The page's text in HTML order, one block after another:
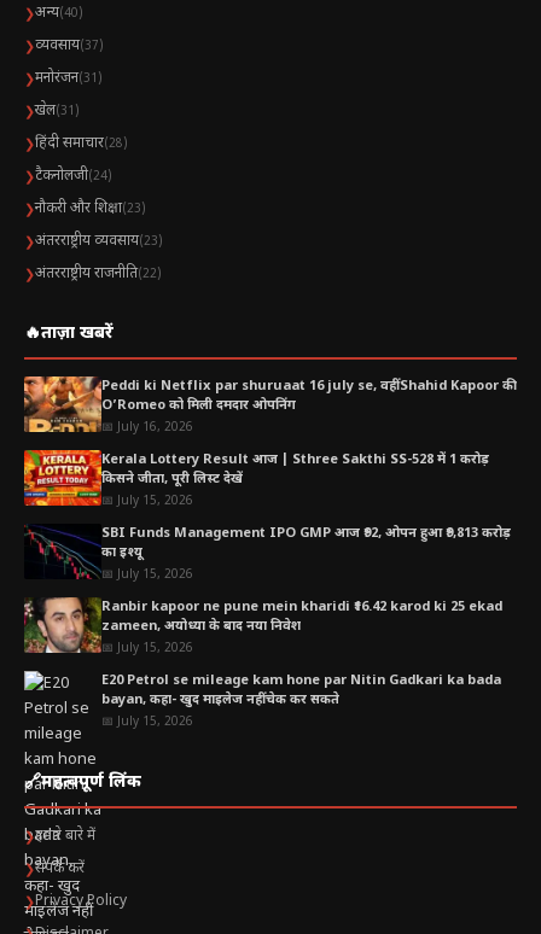
❯अन्य(40)
❯व्यवसाय(37)
❯मनोरंजन(31)
❯खेल(31)
❯हिंदी समाचार(28)
❯टैकनोलजी(24)
❯नौकरी और शिक्षा(23)
❯अंतरराष्ट्रीय व्यवसाय(23)
❯अंतरराष्ट्रीय राजनीति(22)
🔥ताज़ा खबरें
Peddi ki Netflix par shuruaat 16 july se, वहीं Shahid Kapoor की
O’Romeo को मिली दमदार ओपनिंग
📅 July 16, 2026
Kerala Lottery Result आज | Sthree Sakthi SS-528 में 1 करोड़
किसने जीता, पूरी लिस्ट देखें
📅 July 15, 2026
SBI Funds Management IPO GMP आज ₹92, ओपन हुआ ₹9,813 करोड़
का इश्यू
📅 July 15, 2026
Ranbir kapoor ne pune mein kharidi ₹16.42 karod ki 25 ekad
zameen, अयोध्या के बाद नया निवेश
📅 July 15, 2026
E20 Petrol se mileage kam hone par Nitin Gadkari ka bada
bayan, कहा- खुद माइलेज नहीं चेक कर सकते
📅 July 15, 2026
🔗महत्वपूर्ण लिंक
❯हमारे बारे में
❯संपर्क करें
❯Privacy Policy